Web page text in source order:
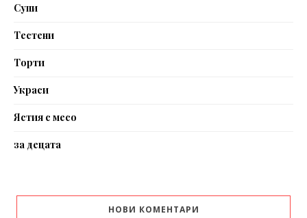
Супи
Тестени
Торти
Украси
Ястия с месо
за децата
НОВИ КОМЕНТАРИ